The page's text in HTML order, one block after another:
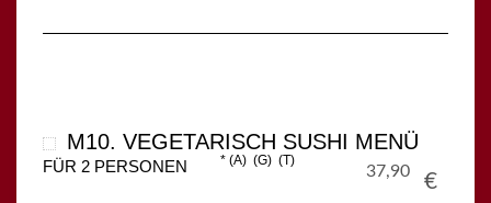
M10. VEGETARISCH SUSHI MENÜ
FÜR 2 PERSONEN A G T
37,90 €